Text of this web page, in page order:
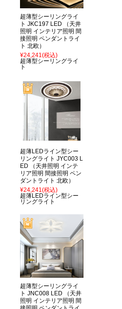
超薄型シーリングライ
ト JKC197 LED （天井
照明 インテリア照明 間
接照明 ペンダントライ
ト 北欧）
¥24,241(税込)
超薄型シーリングライ
ト
超薄LEDライン型シー
リングライト JYC003 L
ED （天井照明 インテ
リア照明 間接照明 ペン
ダントライト 北欧）
¥24,241(税込)
超薄LEDライン型シー
リングライト
超薄型シーリングライ
ト JNC008 LED （天井
照明 インテリア照明 間